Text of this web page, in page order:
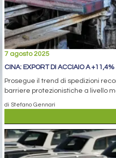
7 agosto 2025
CINA: EXPORT DI ACCIAIO A
Prosegue il trend di spedizioni
barriere protezionistiche a livello
di Stefano Gennari